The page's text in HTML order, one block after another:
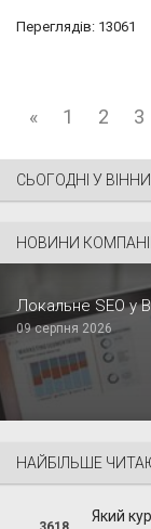
Переглядів: 13061
« 1 2 3
СЬОГОДНІ У
НОВИНИ
Локальне SEO у
09 серпня 2026
НАЙБІЛЬШЕ
Який